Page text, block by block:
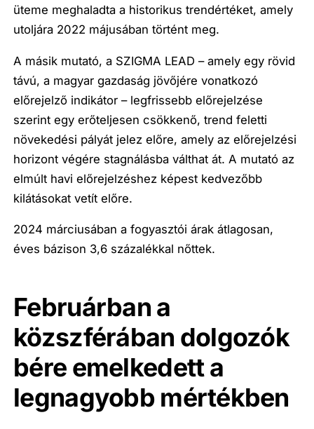
üteme meghaladta a historikus trendértéket, amely
utoljára 2022 májusában történt meg.
A másik mutató, a SZIGMA LEAD – amely egy rövid
távú, a magyar gazdaság jövőjére vonatkozó
előrejelző indikátor – legfrissebb előrejelzése
szerint egy erőteljesen csökkenő, trend feletti
növekedési pályát jelez előre, amely az előrejelzési
horizont végére stagnálásba válthat át. A mutató az
elmúlt havi előrejelzéshez képest kedvezőbb
kilátásokat vetít előre.
2024 márciusában a fogyasztói árak átlagosan,
éves bázison 3,6 százalékkal nőttek.
Februárban a
közszférában dolgozók
bére emelkedett a
legnagyobb mértékben